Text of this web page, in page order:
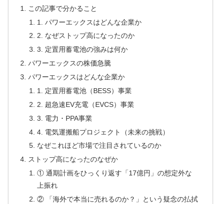
この記事で分かること
1. パワーエックスはどんな企業か
2. なぜストップ高になったのか
3. 定置用蓄電池の強みは何か
パワーエックスの株価急騰
パワーエックスはどんな企業か
1. 定置用蓄電池（BESS）事業
2. 超急速EV充電（EVCS）事業
3. 電力・PPA事業
4. 電気運搬船プロジェクト（未来の挑戦）
なぜこれほど市場で注目されているのか
ストップ高になったのなぜか
① 通期計画をひっくり返す「17億円」の想定外な
上振れ
② 「海外で本当に売れるのか？」という疑念の払拭